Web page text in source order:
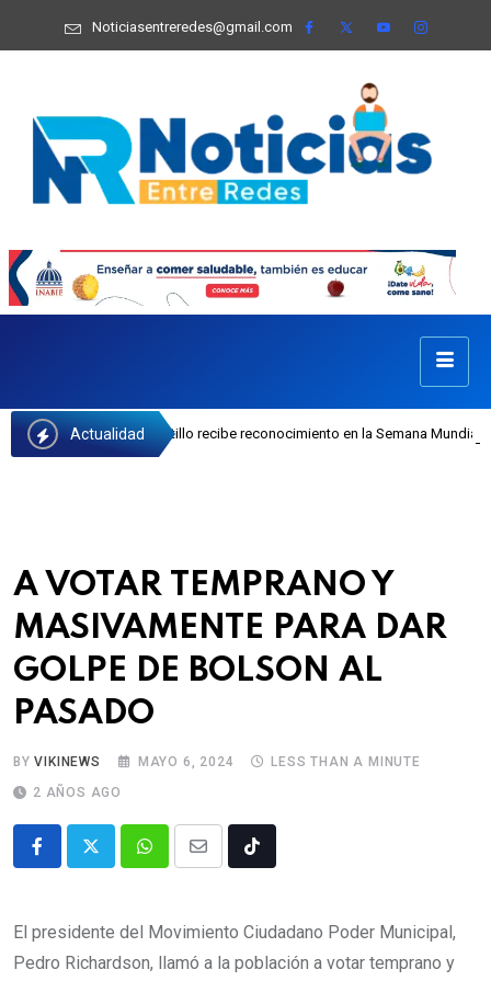
Noticiasentreredes@gmail.com
Actualidad
Castillo recibe reconocimiento en la Semana Mundial de la Lactancia
A VOTAR TEMPRANO Y
MASIVAMENTE PARA DAR
GOLPE DE BOLSON AL
PASADO
BYVIKINEWS MAYO 6, 2024
LESS THAN A MINUTE
2 AÑOS AGO
El presidente del Movimiento Ciudadano Poder Municipal,
Pedro Richardson, llamó a la población a votar temprano y